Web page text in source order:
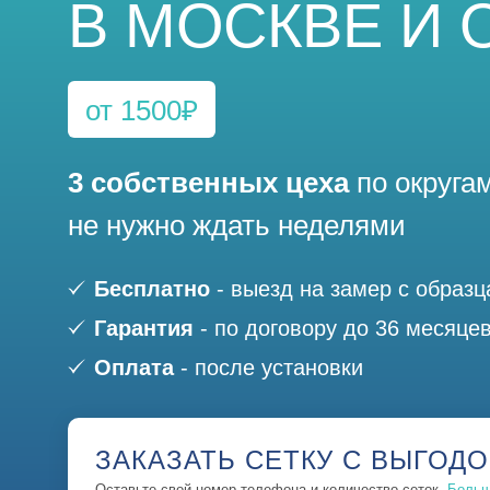
Рулонные
Нестандартные
Гармошка
Автоматические
Антипыль
В МОСКВЕ И
от 1500₽
3 собственных цехапо
не нужно ждать неделями
Бесплатно - выезд на замер с
Гарантия - по договору до 36 месяцев
Оплата- после установки
ЗАКАЗАТЬ СЕТКУ С